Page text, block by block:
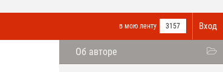
Вход
в мою ленту 3157
Об авторе